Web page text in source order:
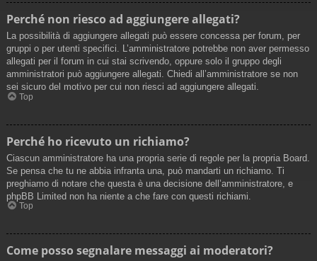
Perché non riesco ad aggiungere allegati?
La possibilità di aggiungere allegati può essere concessa per forum, per
gruppi o per utenti specifici. L’amministratore potrebbe non aver permesso
allegati per il forum in cui stai scrivendo, oppure solo il gruppo degli
amministratori può aggiungere allegati. Chiedi all’amministratore se non
sei sicuro del motivo per cui non riesci ad aggiungere allegati.
Top
Perché ho ricevuto un richiamo?
Ciascun amministratore ha una propria serie di regole per la propria Board.
Se pensa che tu ne abbia infranta una, può mandarti un richiamo. Ti
preghiamo di notare che questa è una decisione dell’amministratore, e
phpBB Limited non ha niente a che fare con questi richiami.
Top
Come posso segnalare messaggi ai moderatori?